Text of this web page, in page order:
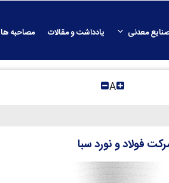
معدنی یادداشت و مقالات مصاحبه ها
A
فولاد و نورد سبا